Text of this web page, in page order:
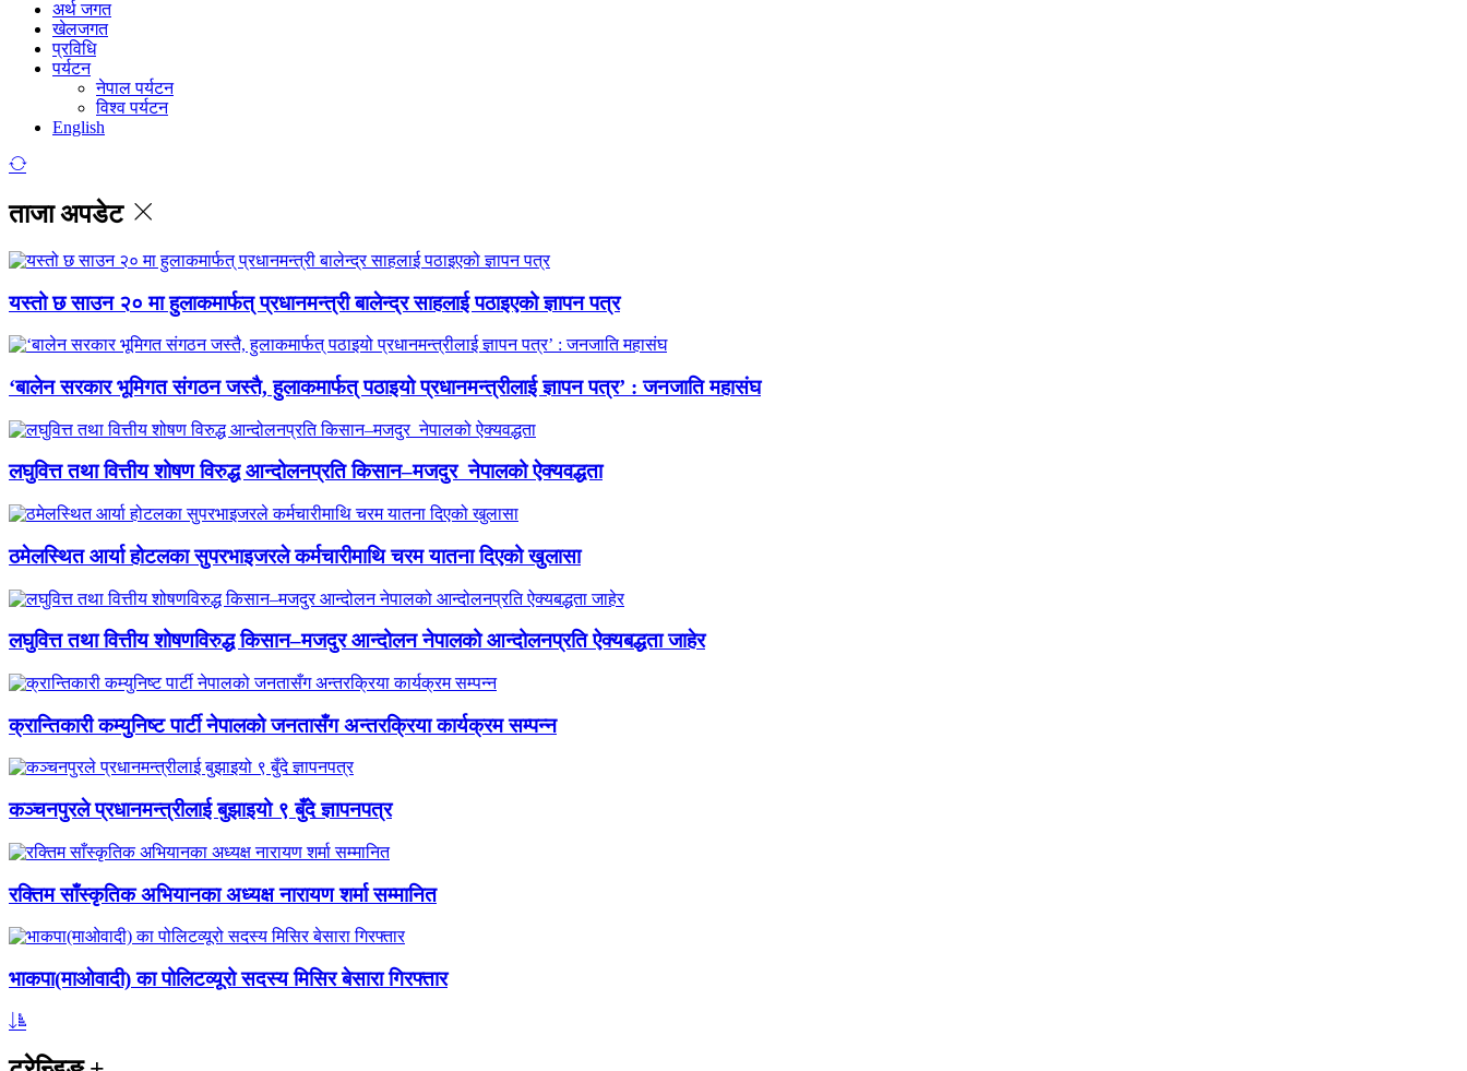
अर्थ जगत
खेलजगत
प्रविधि
पर्यटन
नेपाल पर्यटन
विश्व पर्यटन
English
ताजा अपडेट
यस्तो छ साउन २० मा हुलाकमार्फत् प्रधानमन्त्री बालेन्द्र साहलाई पठाइएको ज्ञापन पत्र
‘बालेन सरकार भूमिगत संगठन जस्तै, हुलाकमार्फत् पठाइयो प्रधानमन्त्रीलाई ज्ञापन पत्र’ : जनजाति महासंघ
लघुवित्त तथा वित्तीय शोषण विरुद्ध आन्दोलनप्रति किसान–मजदुर नेपालको ऐक्यवद्धता
ठमेलस्थित आर्या होटलका सुपरभाइजरले कर्मचारीमाथि चरम यातना दिएको खुलासा
लघुवित्त तथा वित्तीय शोषणविरुद्ध किसान–मजदुर आन्दोलन नेपालको आन्दोलनप्रति ऐक्यबद्धता जाहेर
क्रान्तिकारी कम्युनिष्ट पार्टी नेपालको जनतासँग अन्तरक्रिया कार्यक्रम सम्पन्न
कञ्चनपुरले प्रधानमन्त्रीलाई बुझाइयो ९ बुँदे ज्ञापनपत्र
रक्तिम साँस्कृतिक अभियानका अध्यक्ष नारायण शर्मा सम्मानित
भाकपा(माओवादी) का पोलिटव्यूरो सदस्य मिसिर बेसारा गिरफ्तार